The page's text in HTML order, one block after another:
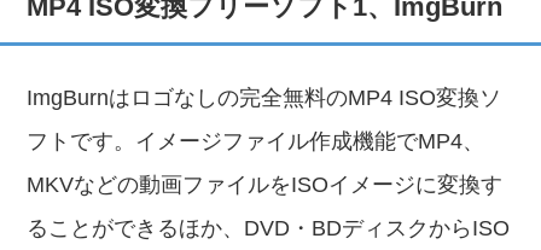
MP4 ISO変換フリーソフト1、ImgBurn
ImgBurnはロゴなしの完全無料のMP4 ISO変換ソ
フトです。イメージファイル作成機能でMP4、
MKVなどの動画ファイルをISOイメージに変換す
ることができるほか、DVD・BDディスクからISO